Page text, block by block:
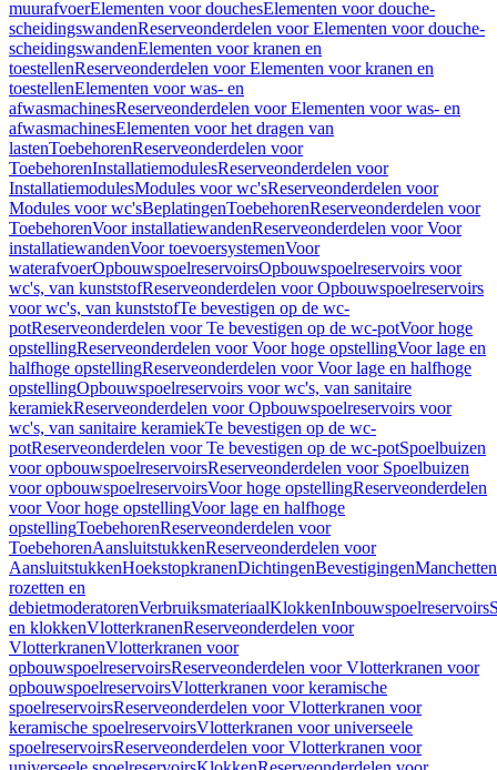
muurafvoerElementen voor douchesElementen voor douche-
scheidingswandenReserveonderdelen voor Elementen voor douche-
scheidingswandenElementen voor kranen en
toestellenReserveonderdelen voor Elementen voor kranen en
toestellenElementen voor was- en
afwasmachinesReserveonderdelen voor Elementen voor was- en
afwasmachinesElementen voor het dragen van
lastenToebehorenReserveonderdelen voor
ToebehorenInstallatiemodulesReserveonderdelen voor
InstallatiemodulesModules voor wc'sReserveonderdelen voor
Modules voor wc'sBeplatingenToebehorenReserveonderdelen voor
ToebehorenVoor installatiewandenReserveonderdelen voor Voor
installatiewandenVoor toevoersystemenVoor
waterafvoerOpbouwspoelreservoirsOpbouwspoelreservoirs voor
wc's, van kunststofReserveonderdelen voor Opbouwspoelreservoirs
voor wc's, van kunststofTe bevestigen op de wc-
potReserveonderdelen voor Te bevestigen op de wc-potVoor hoge
opstellingReserveonderdelen voor Voor hoge opstellingVoor lage en
halfhoge opstellingReserveonderdelen voor Voor lage en halfhoge
opstellingOpbouwspoelreservoirs voor wc's, van sanitaire
keramiekReserveonderdelen voor Opbouwspoelreservoirs voor
wc's, van sanitaire keramiekTe bevestigen op de wc-
potReserveonderdelen voor Te bevestigen op de wc-potSpoelbuizen
voor opbouwspoelreservoirsReserveonderdelen voor Spoelbuizen
voor opbouwspoelreservoirsVoor hoge opstellingReserveonderdelen
voor Voor hoge opstellingVoor lage en halfhoge
opstellingToebehorenReserveonderdelen voor
ToebehorenAansluitstukkenReserveonderdelen voor
AansluitstukkenHoekstopkranenDichtingenBevestigingenManchetten
rozetten en
debietmoderatorenVerbruiksmateriaalKlokkenInbouwspoelreservoirs
en klokkenVlotterkranenReserveonderdelen voor
VlotterkranenVlotterkranen voor
opbouwspoelreservoirsReserveonderdelen voor Vlotterkranen voor
opbouwspoelreservoirsVlotterkranen voor keramische
spoelreservoirsReserveonderdelen voor Vlotterkranen voor
keramische spoelreservoirsVlotterkranen voor universeele
spoelreservoirsReserveonderdelen voor Vlotterkranen voor